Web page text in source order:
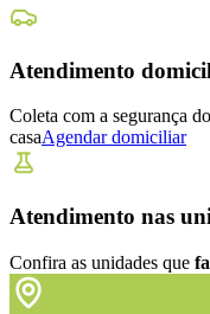
Atendimento
Coleta com a segurança
casaAgendar domiciliar
Atendimento nas
Confira as unidades que